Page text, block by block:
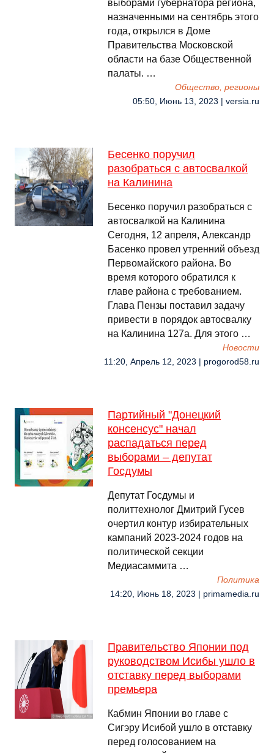
выборами губернатора региона,
назначенными на сентябрь этого
года, открылся в Доме
Правительства Московской
области на базе Общественной
палаты. …
Общество, регионы
05:50, Июнь 13, 2023 | versia.ru
Бесенко поручил
разобраться с автосвалкой
на Калинина
Бесенко поручил разобраться с
автосвалкой на Калинина
Сегодня, 12 апреля, Александр
Басенко провел утренний объезд
Первомайского района. Во
время которого обратился к
главе района с требованием.
Глава Пензы поставил задачу
привести в порядок автосвалку
на Калинина 127а. Для этого …
Новости
11:20, Апрель 12, 2023 | progorod58.ru
Партийный "Донецкий
консенсус" начал
распадаться перед
выборами – депутат
Госдумы
Депутат Госдумы и
политтехнолог Дмитрий Гусев
очертил контур избирательных
кампаний 2023-2024 годов на
политической секции
Медиасаммита …
Политика
14:20, Июнь 18, 2023 | primamedia.ru
Правительство Японии под
руководством Исибы ушло в
отставку перед выборами
премьера
Кабмин Японии во главе с
Сигэру Исибой ушло в отставку
перед голосованием на